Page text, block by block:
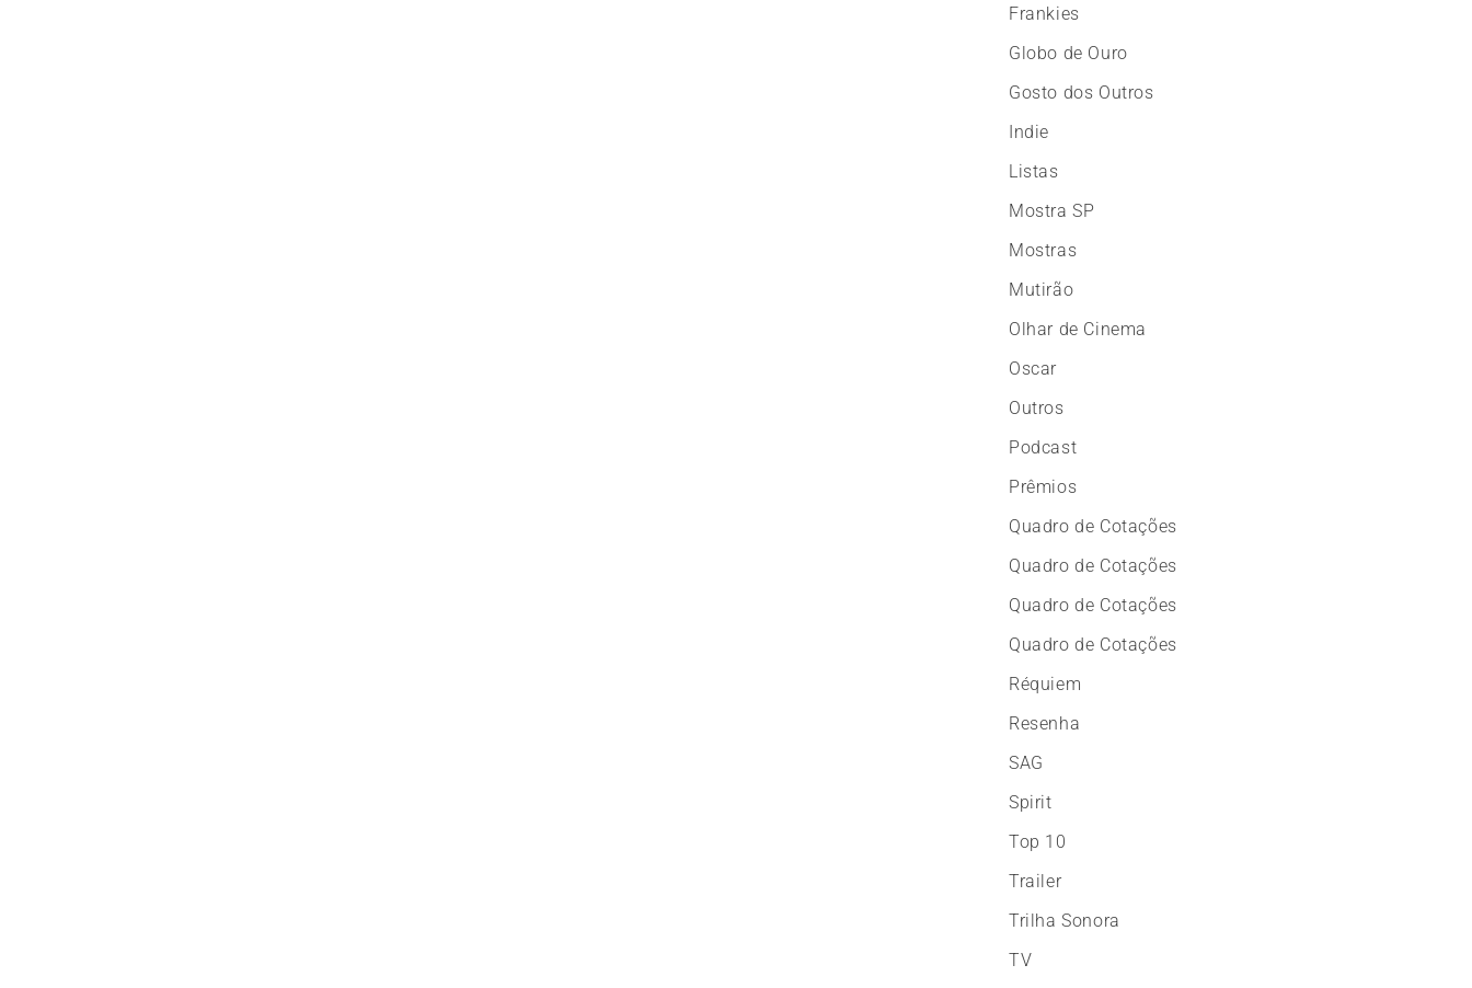
Frankies
Globo de Ouro
Gosto dos Outros
Indie
Listas
Mostra SP
Mostras
Mutirão
Olhar de Cinema
Oscar
Outros
Podcast
Prêmios
Quadro de Cotações
Quadro de Cotações
Quadro de Cotações
Quadro de Cotações
Réquiem
Resenha
SAG
Spirit
Top 10
Trailer
Trilha Sonora
TV